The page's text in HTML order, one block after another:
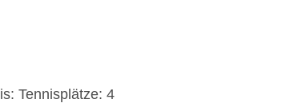
Tennisplätze: 4